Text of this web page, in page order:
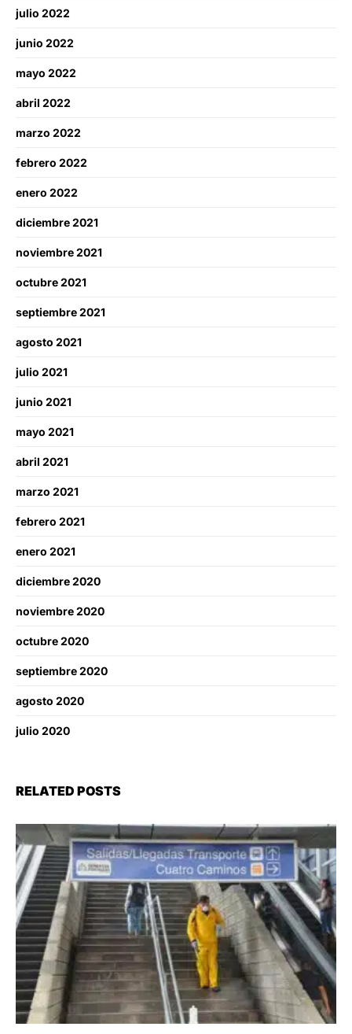
julio 2022
junio 2022
mayo 2022
abril 2022
marzo 2022
febrero 2022
enero 2022
diciembre 2021
noviembre 2021
octubre 2021
septiembre 2021
agosto 2021
julio 2021
junio 2021
mayo 2021
abril 2021
marzo 2021
febrero 2021
enero 2021
diciembre 2020
noviembre 2020
octubre 2020
septiembre 2020
agosto 2020
julio 2020
RELATED POSTS